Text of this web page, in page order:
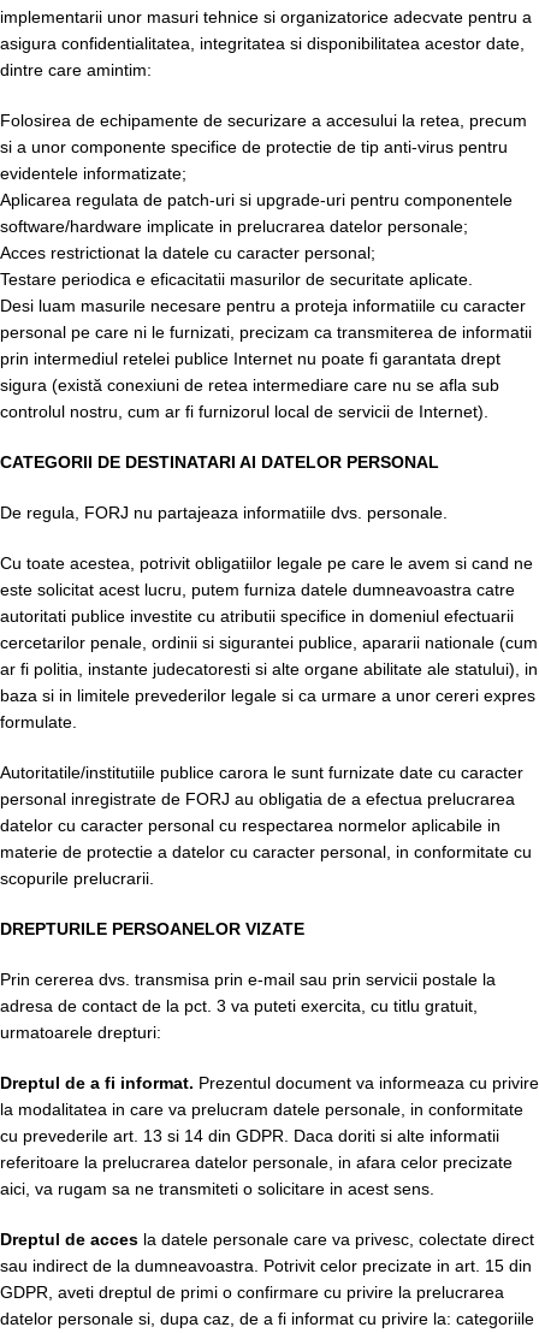
implementarii unor masuri tehnice si organizatorice adecvate pentru a
asigura confidentialitatea, integritatea si disponibilitatea acestor date,
dintre care amintim:
Folosirea de echipamente de securizare a accesului la retea, precum
si a unor componente specifice de protectie de tip anti-virus pentru
evidentele informatizate;
Aplicarea regulata de patch-uri si upgrade-uri pentru componentele
software/hardware implicate in prelucrarea datelor personale;
Acces restrictionat la datele cu caracter personal;
Testare periodica e eficacitatii masurilor de securitate aplicate.
Desi luam masurile necesare pentru a proteja informatiile cu caracter
personal pe care ni le furnizati, precizam ca transmiterea de informatii
prin intermediul retelei publice Internet nu poate fi garantata drept
sigura (există conexiuni de retea intermediare care nu se afla sub
controlul nostru, cum ar fi furnizorul local de servicii de Internet).
CATEGORII DE DESTINATARI AI DATELOR PERSONAL
De regula, FORJ nu partajeaza informatiile dvs. personale.
Cu toate acestea, potrivit obligatiilor legale pe care le avem si cand ne
este solicitat acest lucru, putem furniza datele dumneavoastra catre
autoritati publice investite cu atributii specifice in domeniul efectuarii
cercetarilor penale, ordinii si sigurantei publice, apararii nationale (cum
ar fi politia, instante judecatoresti si alte organe abilitate ale statului), in
baza si in limitele prevederilor legale si ca urmare a unor cereri expres
formulate.
Autoritatile/institutiile publice carora le sunt furnizate date cu caracter
personal inregistrate de FORJ au obligatia de a efectua prelucrarea
datelor cu caracter personal cu respectarea normelor aplicabile in
materie de protectie a datelor cu caracter personal, in conformitate cu
scopurile prelucrarii.
DREPTURILE PERSOANELOR VIZATE
Prin cererea dvs. transmisa prin e-mail sau prin servicii postale la
adresa de contact de la pct. 3 va puteti exercita, cu titlu gratuit,
urmatoarele drepturi:
Dreptul de a fi informat. Prezentul document va informeaza cu privire
la modalitatea in care va prelucram datele personale, in conformitate
cu prevederile art. 13 si 14 din GDPR. Daca doriti si alte informatii
referitoare la prelucrarea datelor personale, in afara celor precizate
aici, va rugam sa ne transmiteti o solicitare in acest sens.
Dreptul de acces la datele personale care va privesc, colectate direct
sau indirect de la dumneavoastra. Potrivit celor precizate in art. 15 din
GDPR, aveti dreptul de primi o confirmare cu privire la prelucrarea
datelor personale si, dupa caz, de a fi informat cu privire la: categoriile